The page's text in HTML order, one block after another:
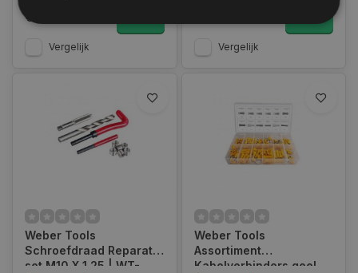
€19,95
Vergelijk Vergelijk
Weber Tools
Schroefdraad Reparatie
set M10 X 1.25 | WT-
Weber Tools
Assortiment
Kabelverbinders geel
Strikt noodzakelijk Prestatie
Targeting
Strikt noodzakelijke cookies maken de
kernfunctionaliteiten van de website mogelijk, zoals
gebruikersaanmelding en accountbeheer. De
website kan niet goed worden gebruikt zonder de
strikt noodzakelijke cookies.
COOKIELAW_STATS
www.autoklusser.nl